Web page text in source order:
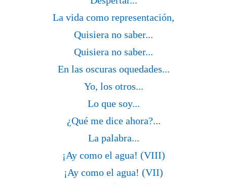
La vida como representación,
Quisiera no saber...
Quisiera no saber...
En las oscuras oquedades...
Yo, los otros...
Lo que soy...
¿Qué me dice ahora?...
La palabra...
¡Ay como el agua! (VIII)
¡Ay como el agua! (VII)